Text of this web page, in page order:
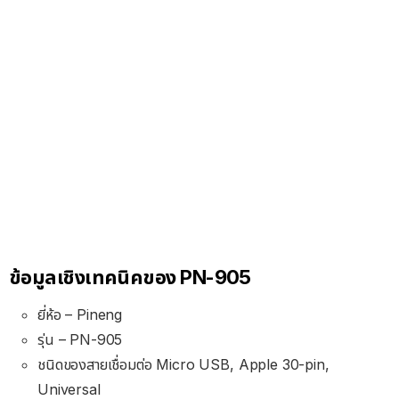
ข้อมูลเชิงเทคนิคของ PN-905
ยี่ห้อ – Pineng
รุ่น – PN-905
ชนิดของสายเชื่อมต่อ Micro USB, Apple 30-pin,
Universal